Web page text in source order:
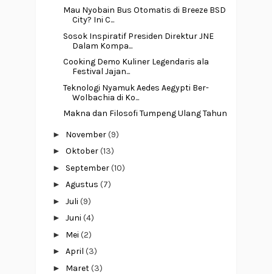
Mau Nyobain Bus Otomatis di Breeze BSD
City? Ini C...
Sosok Inspiratif Presiden Direktur JNE
Dalam Kompa...
Cooking Demo Kuliner Legendaris ala
Festival Jajan...
Teknologi Nyamuk Aedes Aegypti Ber-
Wolbachia di Ko...
Makna dan Filosofi Tumpeng Ulang Tahun
► November(9)
► Oktober(13)
► September(10)
► Agustus (7)
► Juli (9)
► Juni (4)
► Mei (2)
► April (3)
► Maret(3)